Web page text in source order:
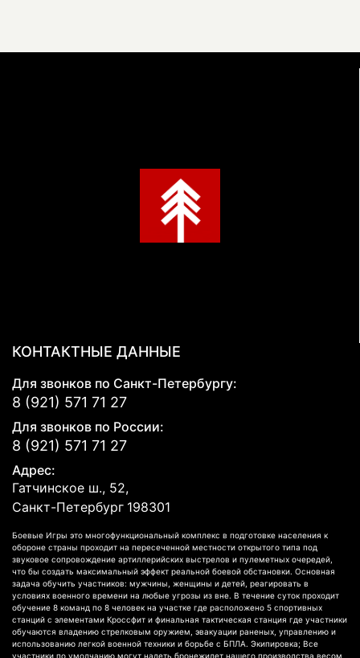
КОНТАКТНЫЕ ДАННЫЕ
Для звонков по Санкт-Петербургу:
8 (921) 571 71 27
Для звонков по России:
8 (921) 571 71 27
Адрес:
Гатчинское ш., 52,
Санкт-Петербург 198301
Боевые Игры это многофункциональный комплекс в подготовке населения к
обороне страны проходит на пересеченной местности открытого типа под
звуковое сопровождение артиллерийских выстрелов и пулеметных очередей,
что бы создать максимальный эффект реальной боевой обстановки. Основная
задача обучить участников: мужчины, женщины и детей, реагировать в
условиях военного времени на любые угрозы из вне. В течение суток проходит
обучение 8 команд по 8 человек на участке где расположено 5 спортивных
станций с элементами Кроссфит и финальная тактическая станция где участники
обучаются владению стрелковым оружием, эвакуации раненых, управлению и
использованию легкой военной техники и борьбе с БПЛА. Экипировка; Все
участники по умолчанию могут надеть бронежилет нашего производства весом